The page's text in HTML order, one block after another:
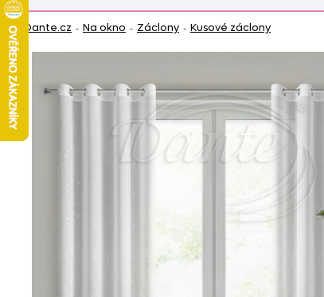
Dante.cz - Na okno - Záclony - Kusové záclony